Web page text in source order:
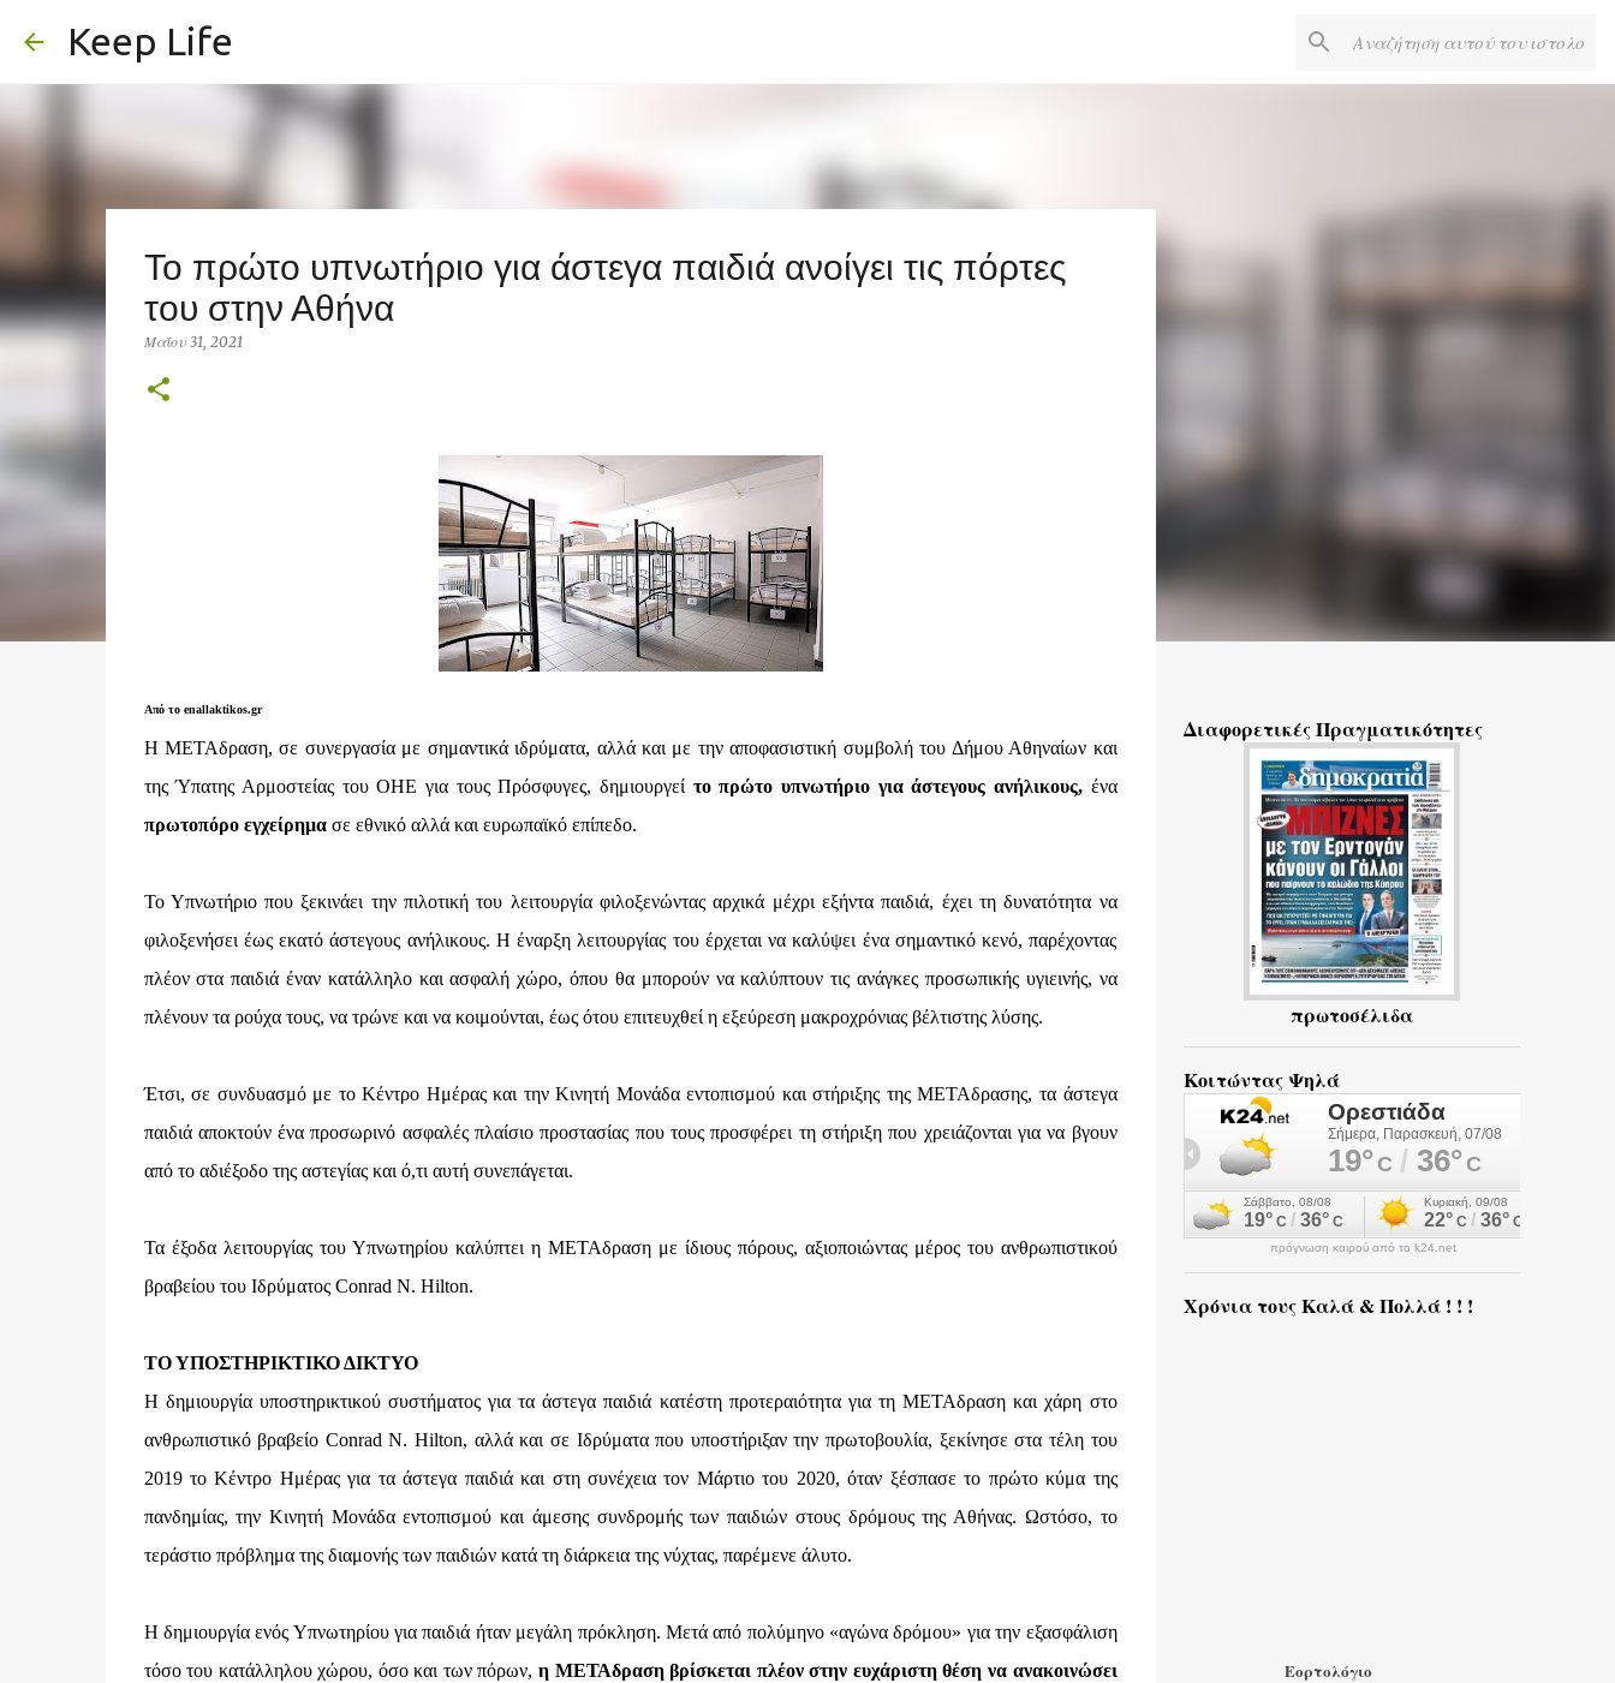
Keep Life
Το πρώτο υπνωτήριο για άστεγα παιδιά ανοίγει τις πόρτες
του στην Αθήνα
Μαΐου 31, 2021
Από το enallaktikos.gr
Η ΜΕΤΑδραση, σε συνεργασία με σημαντικά ιδρύματα, αλλά και με την αποφασιστική συμβολή του Δήμου Αθηναίων και
της Ύπατης Αρμοστείας του ΟΗΕ για τους Πρόσφυγες, δημιουργεί το πρώτο υπνωτήριο για άστεγους ανήλικους,ένα
πρωτοπόρο εγχείρημα σε εθνικό αλλά και ευρωπαϊκό επίπεδο.
Το Υπνωτήριο που ξεκινάει την πιλοτική του λειτουργία φιλοξενώντας αρχικά μέχρι εξήντα παιδιά, έχει τη δυνατότητα να
φιλοξενήσει έως εκατό άστεγους ανήλικους. Η έναρξη λειτουργίας του έρχεται να καλύψει ένα σημαντικό κενό, παρέχοντας
πλέον στα παιδιά έναν κατάλληλο και ασφαλή χώρο, όπου θα μπορούν να καλύπτουν τις ανάγκες προσωπικής υγιεινής, να
πλένουν τα ρούχα τους, να τρώνε και να κοιμούνται, έως ότου επιτευχθεί η εξεύρεση μακροχρόνιας βέλτιστης λύσης.
Έτσι, σε συνδυασμό με το Κέντρο Ημέρας και την Κινητή Μονάδα εντοπισμού και στήριξης της ΜΕΤΑδρασης, τα άστεγα
παιδιά αποκτούν ένα προσωρινό ασφαλές πλαίσιο προστασίας που τους προσφέρει τη στήριξη που χρειάζονται για να βγουν
από το αδιέξοδο της αστεγίας και ό,τι αυτή συνεπάγεται.
Τα έξοδα λειτουργίας του Υπνωτηρίου καλύπτει η ΜΕΤΑδραση με ίδιους πόρους, αξιοποιώντας μέρος του ανθρωπιστικού
βραβείου του Ιδρύματος Conrad N. Hilton.
ΤΟ ΥΠΟΣΤΗΡΙΚΤΙΚΟ ΔΙΚΤΥΟ
Η δημιουργία υποστηρικτικού συστήματος για τα άστεγα παιδιά κατέστη προτεραιότητα για τη ΜΕΤΑδραση και χάρη στο
ανθρωπιστικό βραβείο Conrad Ν. Hilton, αλλά και σε Ιδρύματα που υποστήριξαν την πρωτοβουλία, ξεκίνησε στα τέλη του
2019 το Κέντρο Ημέρας για τα άστεγα παιδιά και στη συνέχεια τον Μάρτιο του 2020, όταν ξέσπασε το πρώτο κύμα της
πανδημίας, την Κινητή Μονάδα εντοπισμού και άμεσης συνδρομής των παιδιών στους δρόμους της Αθήνας. Ωστόσο, το
τεράστιο πρόβλημα της διαμονής των παιδιών κατά τη διάρκεια της νύχτας, παρέμενε άλυτο.
Η δημιουργία ενός Υπνωτηρίου για παιδιά ήταν μεγάλη πρόκληση. Μετά από πολύμηνο «αγώνα δρόμου» για την εξασφάλιση
τόσο του κατάλληλου χώρου, όσο και των πόρων, η ΜΕΤΑδραση βρίσκεται πλέον στην ευχάριστη θέση να ανακοινώσει
Διαφορετικές Πραγματικότητες
πρωτοσέλιδα
Κοιτώντας Ψηλά
πρόγνωση καιρού από το k24.net
Χρόνια τους Καλά & Πολλά ! ! !
Εορτολόγιο